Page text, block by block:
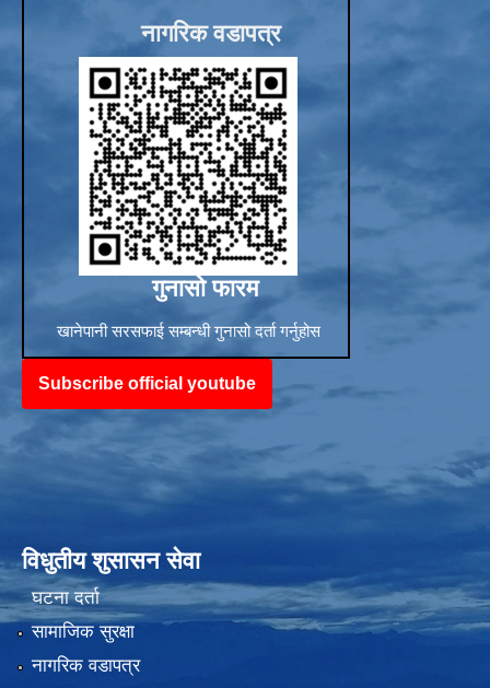
नागरिक वडापत्र
गुनासो फारम
खानेपानी सरसफाई सम्बन्धी गुनासो दर्ता गर्नुहोस
Subscribe official youtube
विधुतीय शुसासन सेवा
घटना दर्ता
सामाजिक सुरक्षा
नागरिक वडापत्र